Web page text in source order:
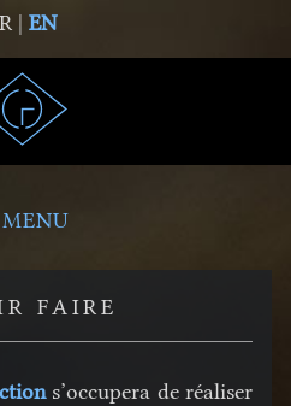
| EN
FAIRE
s’occupera de réaliser